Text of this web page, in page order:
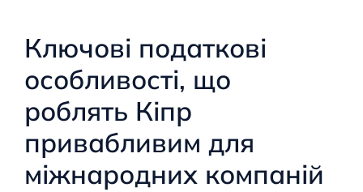
Ключові податкові
особливості, що
роблять Кіпр
привабливим для
міжнародних компаній